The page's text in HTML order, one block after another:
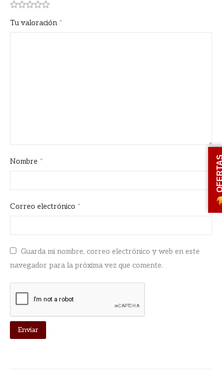
Tu valoración *
Nombre *
Correo electrónico *
Guarda mi nombre, correo electrónico y web en este
navegador para la próxima vez que comente.